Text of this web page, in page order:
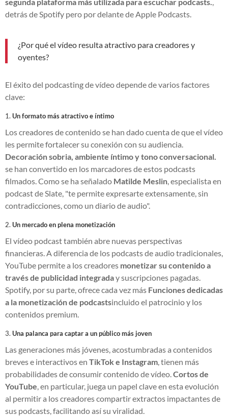
detrás de Spotify pero por delante de Apple Podcasts.
¿Por qué el vídeo resulta atractivo para creadores y
oyentes?
El éxito del podcasting de vídeo depende de varios factores
clave:
1. Un formato más atractivo e íntimo
Los creadores de contenido se han dado cuenta de que el vídeo
les permite fortalecer su conexión con su audiencia.
Decoración sobria, ambiente íntimo y tono conversacional.
se han convertido en los marcadores de estos podcasts
filmados. Como se ha señalado Matilde Meslin , especialista en
podcast de Slate, "te permite expresarte extensamente, sin
contradicciones, como un diario de audio".
2. Un mercado en plena monetización
El vídeo podcast también abre nuevas perspectivas
financieras. A diferencia de los podcasts de audio tradicionales,
YouTube permite a los creadores monetizar su contenido a
través de publicidad integraday suscripciones pagadas.
Spotify, por su parte, ofrece cada vez más Funciones dedicadas
a la monetización de podcastsincluido el patrocinio y los
contenidos premium.
3. Una palanca para captar a un público más joven
Las generaciones más jóvenes, acostumbradas a contenidos
breves e interactivos en TikTok e Instagram , tienen más
probabilidades de consumir contenido de vídeo. Cortos de
YouTube , en particular, juega un papel clave en esta evolución
al permitir a los creadores compartir extractos impactantes de
sus podcasts, facilitando así su viralidad.